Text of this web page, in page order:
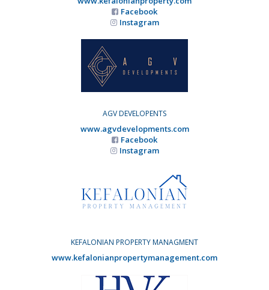
Facebook
Instagram
AGV DEVELOPENTS
www.agvdevelopments.com
Facebook
Instagram
KEFALONIAN PROPERTY MANAGMENT
www.kefalonianpropertymanagement.com